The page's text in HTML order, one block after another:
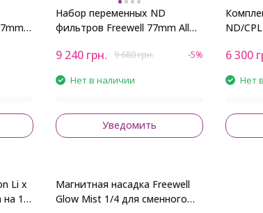
Набор переменных ND
фильтров Freewell 77mm All
9 240 грн. 9 680грн. -5%
Нет в наличии
Уведомить
ND/
Glow
6 300
Нет
Li x
на 1-
Магнитная насадка Freewell
Glow Mist 1/4 для сменного